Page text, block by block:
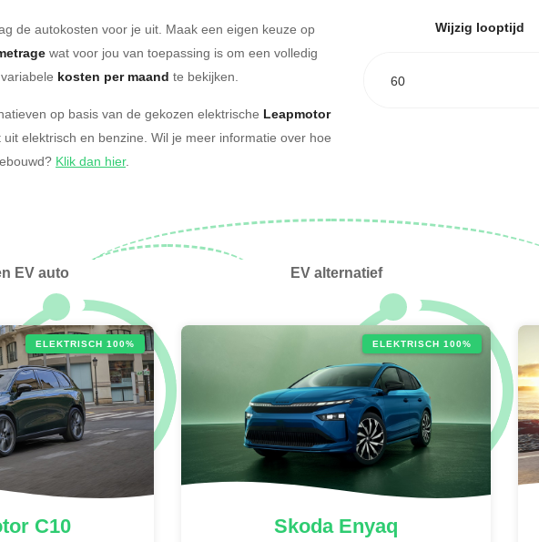
de autokosten voor je uit. Maak een eigen keuze op
wat voor jou van toepassing is om een volledig
kosten per maand te bekijken.
op basis van de gekozen elektrische Leapmotor
elektrisch en benzine. Wil je meer informatie over hoe
Klik dan hier.
Wijzig looptijd
60
EV auto
ELEKTRISCH 100%
C10
EV alternatief
ELEKTRISCH 100%
SkodaEnyaq